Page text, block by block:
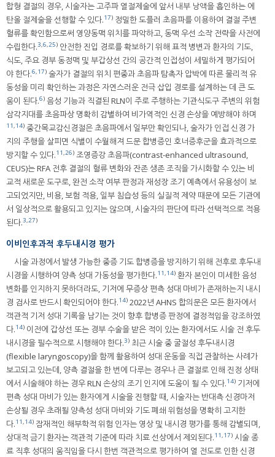
합형 결절의 경우, 시술자는 고주파 열절제술에 앞서 내부 낭액을 흡인하는 에
탄올 절제술을 선행할 수 있다.17) 정밀한 도플러 초음파를 이용하여 결절 주변
혈류를 확인함으로써 영양동맥 위치를 파악하고, 동맥 우선 소작 전략을 사전에
수립한다.3,6,25) 안전한 진입 경로를 확보하기 위해 표적 병변과 환자의 기도,
식도, 주요 경부 동정맥 및 부갑상선 간의 공간적 인접성이 세밀하게 평가되어
야 한다.6,17) 술자가 결절의 위치 편중과 초음파 탐촉자 압박에 따른 물리적 유
동성을 미리 확인하는 과정은 자연스러운 전극 삽입 경로를 설계하는 데 큰 도
움이 된다.6) 음성 기능과 직결된 RLN이 주로 주행하는 기관식도구 주변의 위험
삼각지대를 초음파상 명확히 감별하여 비가역적인 신경 손상을 예방해야 하며
11,14) 중간목교감신경절은 초음파에서 일부만 확인되나, 술자가 인접 신경 가
지의 주행을 살피면 식별이 수월해져 드문 합병증인 호너증후군을 효과적으로
방지할 수 있다.11,26) 조영증강 초음파(contrast-enhanced ultrasound,
CEUS)는 RFA 전후 결절의 혈류 변화와 잔존 생존 조직을 가시화할 수 있는 비
교적 새로운 도구로, 완전 소작 여부 판정과 재성장 조기 예측에서 유용성이 보
고되었지만, 비용, 보험 적용, 일부 침습성 등의 실질적 제약 때문에 모든 기관에
서 일상적으로 활용되고 있지는 않으며, 시술자의 판단에 따라 선택적으로 적용
된다.3,27)
이비인후과적 후두내시경 평가
시술 과정에서 발생 가능한 중증 기도 합병증을 방지하기 위해 전후로 후두내
시경을 시행하여 양측 성대 가동성을 평가한다.11,14) 환자 본인이 미세한 음성
변화를 인지하지 못하더라도, 기저에 무증상 편측 성대 마비가 존재하는지 내시
경 검사로 반드시 확인되어야 한다.14) 2022년 AHNS 합의문은 모든 환자에서
객관적 기저 성대 기록을 남기는 것이 향후 합병증 판정에 결정적임을 강조하였
다.14) 이전에 갑상선 또는 경부 수술을 받은 적이 있는 환자에서도 시술 전 후두
내시경을 필수적으로 시행해야 한다.3) 최근 시술 중 굴절성 후두내시경
(flexible laryngoscopy)을 함께 활용하여 성대 운동을 직접 관찰하는 사례가
보고되고 있는데, 양측 결절을 한 번에 다루는 경우나 큰 결절로 인해 진정 상태
에서 시술해야 하는 경우 RLN 손상의 조기 인지에 도움이 될 수 있다.14) 기저에
편측 성대 마비가 있는 환자에게 시술을 진행할 때, 시술자는 반대측 신경마저
손상될 경우 초래될 양측성 성대 마비와 기도 폐쇄 위험성을 명확히 고지한
다.11,14) 잠재적인 해부학적 위험 인자는 영상 및 내시경 평가를 통해 감별되며,
상대적 금기 환자는 객관적 기준에 따라 치료 선상에서 제외된다.11,17) 시술 종
료 직후 성대의 움직임을 다시 한번 객관적으로 평가하여 열 전도로 인한 신경